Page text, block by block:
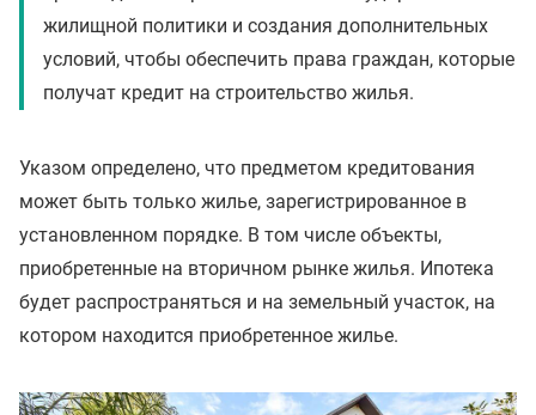
жилищной политики и создания дополнительных
условий, чтобы обеспечить права граждан, которые
получат кредит на строительство жилья.
Указом определено, что предметом кредитования
может быть только жилье, зарегистрированное в
установленном порядке. В том числе объекты,
приобретенные на вторичном рынке жилья. Ипотека
будет распространяться и на земельный участок, на
котором находится приобретенное жилье.